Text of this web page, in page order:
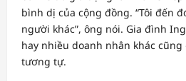
bình dị của cộng đồng. “Tôi đến
người khác”, ông nói. Gia đình
hay nhiều doanh nhân khác cũng
tương tự.